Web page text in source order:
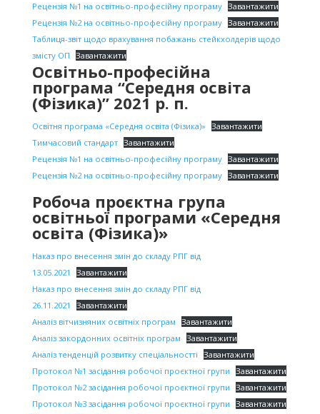
Рецензія №1 на освітньо-професійну програму Завантажити
Рецензія №2 на освітньо-професійну програму Завантажити
Таблиця-звіт щодо врахування побажань стейкхолдерів щодо
змісту ОП
Завантажити
Освітньо-професійна
програма “Середня освіта
(Фізика)” 2021 р. п.
Освітня програма «Середня освіта (Фізика)»
Завантажити
Тимчасовий стандарт Завантажити
Рецензія №1 на освітньо-професійну програму Завантажити
Рецензія №2 на освітньо-професійну програму Завантажити
Робоча проєктна група
освітньої програми «Середня
освіта (Фізика)»
Наказ про внесення змін до складу РПГ від
13.05.2021
Завантажити
Наказ про внесення змін до складу РПГ від
26.11.2021
Завантажити
Аналіз вітчизняних освітніх програм
Завантажити
Аналіз закордонних освітніх програм
Завантажити
Аналіз тенденцій розвитку спеціальностті
Завантажити
Протокол №1 засідання робочої проєктної групи
Завантажити
Протокол №2 засідання робочої проєктної групи
Завантажити
Протокол №3 засідання робочої проєктної групи
Завантажити